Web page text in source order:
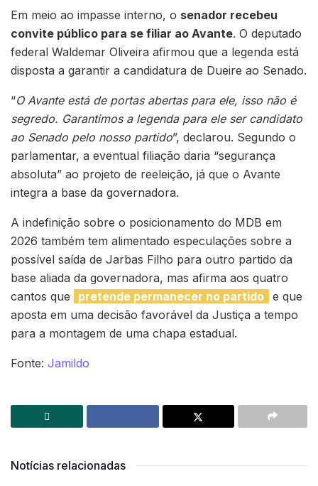
Em meio ao impasse interno, o senador recebeu
convite público para se filiar ao Avante. O deputado
federal Waldemar Oliveira afirmou que a legenda está
disposta a garantir a candidatura de Dueire ao Senado.
“O Avante está de portas abertas para ele, isso não é
segredo. Garantimos a legenda para ele ser candidato
ao Senado pelo nosso partido”, declarou. Segundo o
parlamentar, a eventual filiação daria “segurança
absoluta” ao projeto de reeleição, já que o Avante
integra a base da governadora.
A indefinição sobre o posicionamento do MDB em
2026 também tem alimentado especulações sobre a
possível saída de Jarbas Filho para outro partido da
base aliada da governadora, mas afirma aos quatro
cantos que
pretende permanecer no partido e que
aposta em uma decisão favorável da Justiça a tempo
para a montagem de uma chapa estadual.
Fonte: Jamildo
Notícias relacionadas